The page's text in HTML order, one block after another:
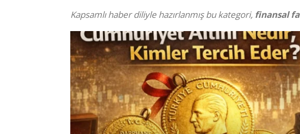
Kapsamlı haber diliyle hazırlanmış bu kategori, finansal